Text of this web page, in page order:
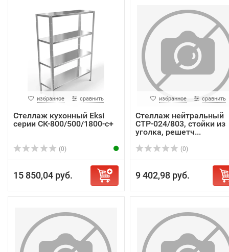
избранное сравнить
Стеллаж кухонный Eksi
серии СК-800/500/1800-с+
(0)
15 850,04 руб.
избранное сравнить
Стеллаж нейтральный
СТР-024/803, стойки из
уголка, решетч...
(0)
9 402,98 руб.